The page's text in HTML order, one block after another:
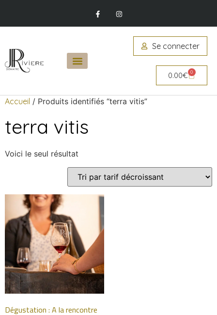
Se connecter
0.00€ 0
Accueil / Produits identifiés “terra vitis”
terra vitis
Voici le seul résultat
Dégustation : A la rencontre